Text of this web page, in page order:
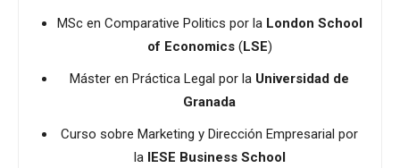
MSc en Comparative Politics por la London School
of Economics(LSE)
Máster en Práctica Legal por la Universidad de
Granada
Curso sobre Marketing y Dirección Empresarial por
la IESE Business School